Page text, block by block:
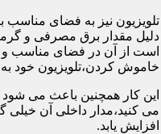
تلویزیون نیز به فضای مناسب
دلیل مقدار برق مصرفی و
است از آن در فضای مناسب و
خاموش کردن،تلویزیون خود
این کار همچنین باعث می شود
می کنید،مدار داخلی آن
افزایش یابد.